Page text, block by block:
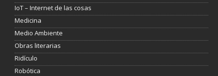
IoT – Internet de las cosas
Medicina
Medio Ambiente
Obras literarias
Ridículo
Robótica